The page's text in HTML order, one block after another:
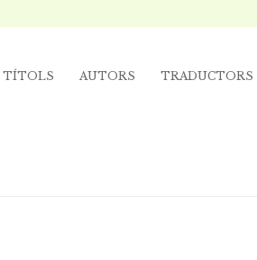
TÍTOLS AUTORS TRADUCTORS